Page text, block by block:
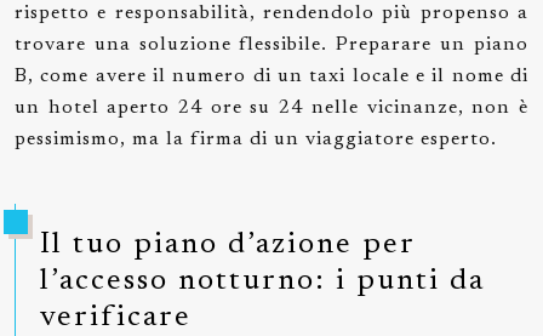
rispetto e responsabilità, rendendolo più propenso a
trovare una soluzione flessibile. Preparare un piano
B, come avere il numero di un taxi locale e il nome di
un hotel aperto 24 ore su 24 nelle vicinanze, non è
pessimismo, ma la firma di un viaggiatore esperto.
Il tuo piano d’azione per
l’accesso notturno: i punti da
verificare